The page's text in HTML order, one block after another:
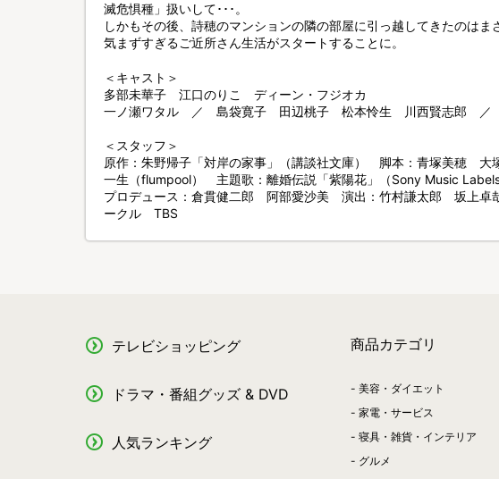
滅危惧種」扱いして･･･。
しかもその後、詩穂のマンションの隣の部屋に引っ越してきたのはま
気まずすぎるご近所さん生活がスタートすることに。
＜キャスト＞
多部未華子 江口のりこ ディーン・フジオカ
一ノ瀬ワタル ／ 島袋寛子 田辺桃子 松本怜生 川西賢志郎
＜スタッフ＞
原作：朱野帰子「対岸の家事」（講談社文庫） 脚本：青塚美穂
一生（flumpool） 主題歌：離婚伝説「紫陽花」（Sony Music Labels
プロデュース：倉貫健二郎 阿部愛沙美 演出：竹村謙太郎 坂上
ークル TBS
テレビショッピング
ドラマ・番組グッズ & DVD
人気ランキング
商品カテゴリ
美容・ダイエット
家電・サービス
寝具・雑貨・インテリア
グルメ